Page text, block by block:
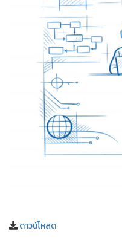
ดาวน์โหลด